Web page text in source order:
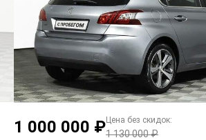
1 000 000 ₽Цена без скидок:
1 130 000 ₽